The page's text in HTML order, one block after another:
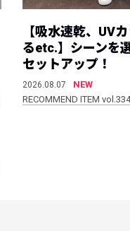
【吸水速乾、UV
るetc.】シーンを
セットアップ！
2026.08.07
NEW
RECOMMEND ITEM vol.334